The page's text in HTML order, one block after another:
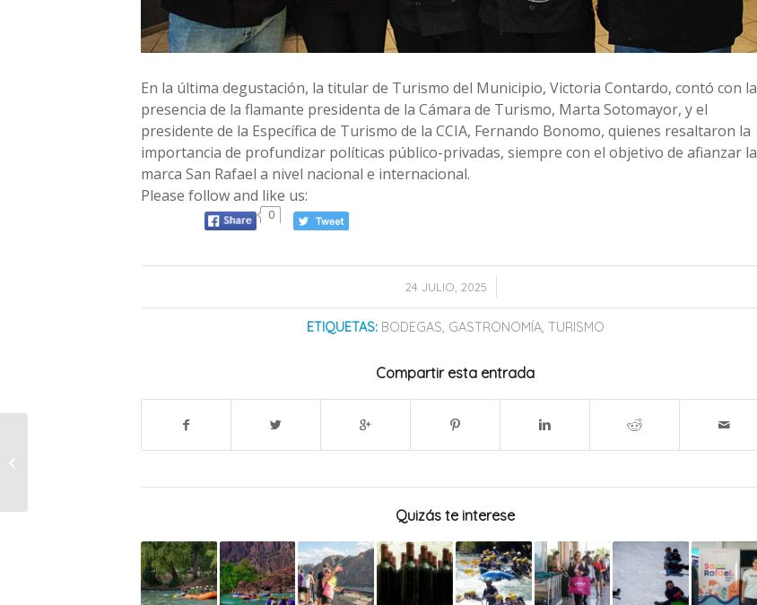
En la última degustación, la titular de Turismo del Municipio, Victoria Contardo, contó con la
presencia de la flamante presidenta de la Cámara de Turismo, Marta Sotomayor, y el
presidente de la Específica de Turismo de la CCIA, Fernando Bonomo, quienes resaltaron la
importancia de profundizar políticas público-privadas, siempre con el objetivo de afianzar la
marca San Rafael a nivel nacional e internacional.
Please follow and like us:
0
24 JULIO, 2025
ETIQUETAS: BODEGAS, GASTRONOMÍA, TURISMO
Compartir esta entrada
Quizás te interese